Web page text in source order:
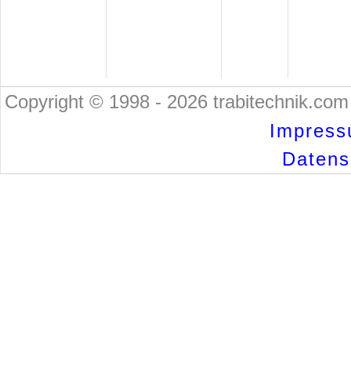
Copyright © 1998 - 2026